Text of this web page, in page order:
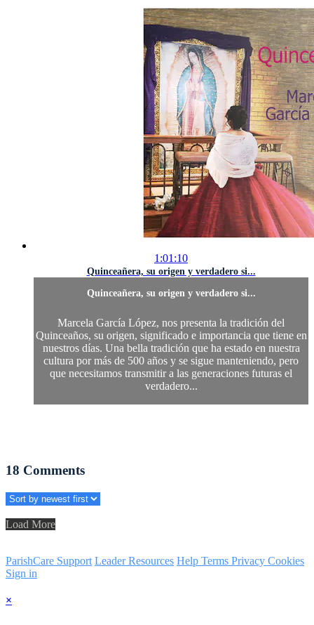
1:01:10
Quinceañera, su origen y verdadero si...
Quinceañera, su origen y verdadero si...
Marcela García López, nos presenta la tradición del
Quinceaños, su origen, significado e importancia que tiene en
nuestros días. Una bella tradición que ha estado en nuestra
cultura por más de 500 años y se sigue manteniendo, pero
que necesitamos transmitir a las generaciones futuras el
verdadero...
18 Comments
Load More
ParishCare Support Leader Resources Help Terms Privacy Cookies
Sign in
×